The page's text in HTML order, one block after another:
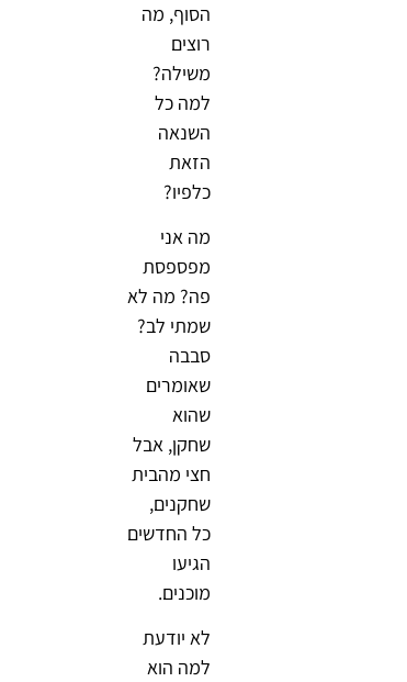
הסוף, מה
רוצים
משילה?
למה כל
השנאה
הזאת
כלפיו?
מה אני
מפספסת
פה? מה לא
שמתי לב?
סבבה
שאומרים
שהוא
שחקן, אבל
חצי מהבית
שחקנים,
כל החדשים
הגיעו
מוכנים.
לא יודעת
למה הוא